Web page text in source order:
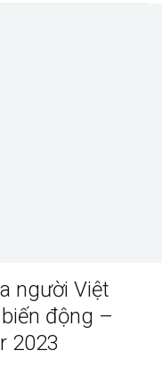
người Việt
động –
2023